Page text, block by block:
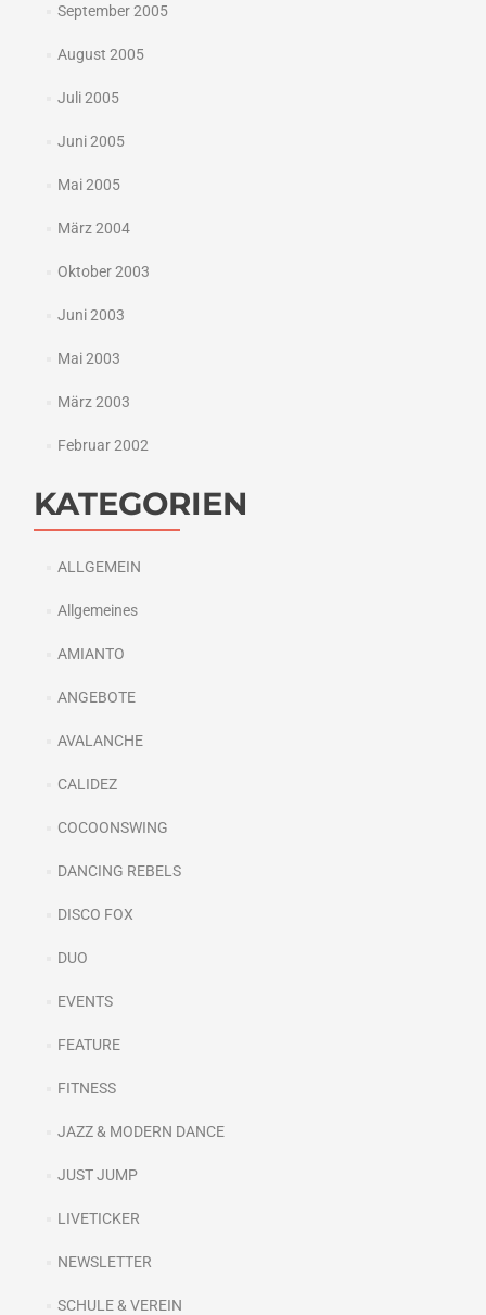
September 2005
August 2005
Juli 2005
Juni 2005
Mai 2005
März 2004
Oktober 2003
Juni 2003
Mai 2003
März 2003
Februar 2002
KATEGORIEN
ALLGEMEIN
Allgemeines
AMIANTO
ANGEBOTE
AVALANCHE
CALIDEZ
COCOONSWING
DANCING REBELS
DISCO FOX
DUO
EVENTS
FEATURE
FITNESS
JAZZ & MODERN DANCE
JUST JUMP
LIVETICKER
NEWSLETTER
SCHULE & VEREIN